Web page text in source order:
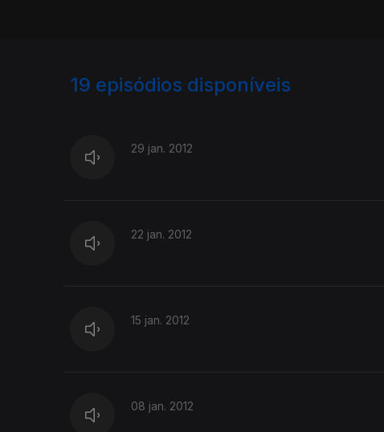
19 episódios disponíveis
29 jan. 2012
22 jan. 2012
15 jan. 2012
08 jan. 2012